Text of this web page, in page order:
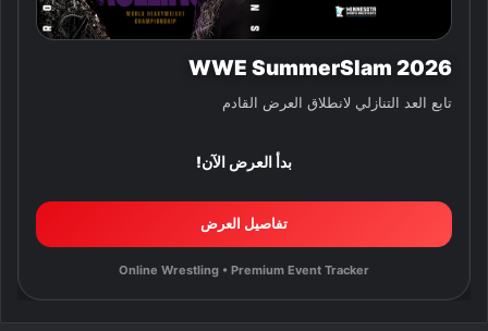
WWE SummerSlam 2026
تابع العد التنازلي لانطلاق العرض القادم
بدأ العرض الآن!
تفاصيل العرض
Online Wrestling • Premium Event Tracker